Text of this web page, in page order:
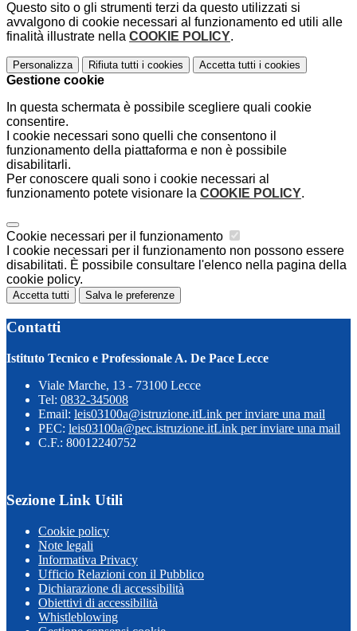
Questo sito o gli strumenti terzi da questo utilizzati si
avvalgono di cookie necessari al funzionamento ed utili alle
finalità illustrate nella COOKIE POLICY.
Personalizza Rifiuta tutti i cookies Accetta tutti i cookies
Gestione cookie
In questa schermata è possibile scegliere quali cookie
consentire.
I cookie necessari sono quelli che consentono il
funzionamento della piattaforma e non è possibile
disabilitarli.
Per conoscere quali sono i cookie necessari al
funzionamento potete visionare la COOKIE POLICY.
Cookie necessari per il funzionamento
I cookie necessari per il funzionamento non possono essere
disabilitati. È possibile consultare l'elenco nella pagina della
cookie policy.
Accetta tutti Salva le preferenze
Contatti
Istituto Tecnico e Professionale A. De Pace Lecce
Viale Marche, 13 - 73100 Lecce
Tel: 0832-345008
Email: leis03100a@istruzione.itLink per inviare una mail
PEC: leis03100a@pec.istruzione.itLink per inviare una mail
C.F.: 80012240752
Sezione Link Utili
Cookie policy
Note legali
Informativa Privacy
Ufficio Relazioni con il Pubblico
Dichiarazione di accessibilità
Obiettivi di accessibilità
Whistleblowing